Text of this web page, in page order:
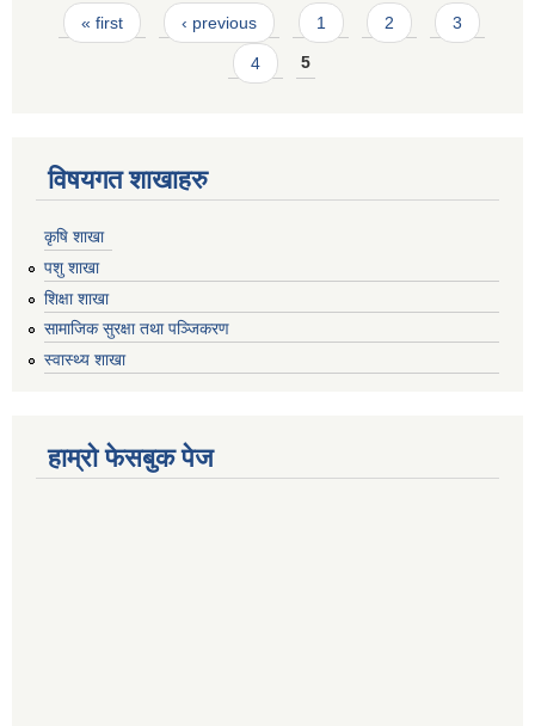
Pages
« first ‹ previous 1 2 3
4 5
विषयगत शाखाहरु
कृषि शाखा
पशु शाखा
शिक्षा शाखा
सामाजिक सुरक्षा तथा पञ्जिकरण
स्वास्थ्य शाखा
हाम्रो फेसबुक पेज